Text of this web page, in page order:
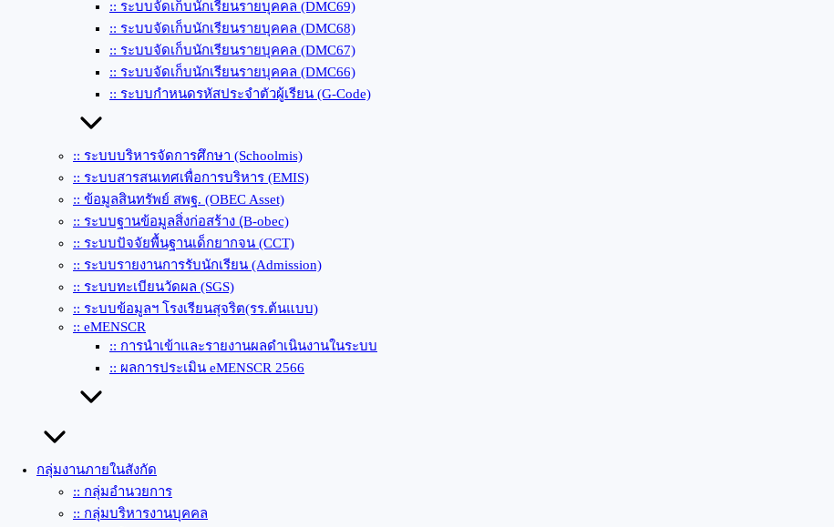
:: ระบบจัดเก็บนักเรียนรายบุคคล (DMC69)
:: ระบบจัดเก็บนักเรียนรายบุคคล (DMC68)
:: ระบบจัดเก็บนักเรียนรายบุคคล (DMC67)
:: ระบบจัดเก็บนักเรียนรายบุคคล (DMC66)
:: ระบบกำหนดรหัสประจำตัวผู้เรียน (G-Code)
:: ระบบบริหารจัดการศึกษา (Schoolmis)
:: ระบบสารสนเทศเพื่อการบริหาร (EMIS)
:: ข้อมูลสินทรัพย์ สพฐ. (OBEC Asset)
:: ระบบฐานข้อมูลสิ่งก่อสร้าง (ฺB-obec)
:: ระบบปัจจัยพื้นฐานเด็กยากจน (CCT)
:: ระบบรายงานการรับนักเรียน (Admission)
:: ระบบทะเบียนวัดผล (SGS)
:: ระบบข้อมูลฯ โรงเรียนสุจริต(รร.ต้นแบบ)
:: eMENSCR
:: การนำเข้าและรายงานผลดำเนินงานในระบบ
:: ผลการประเมิน eMENSCR 2566
กลุ่มงานภายในสังกัด
:: กลุ่มอำนวยการ
:: กลุ่มบริหารงานบุคคล